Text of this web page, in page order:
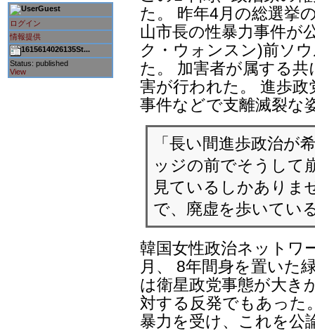
Guest
ログイン
情報提供
1615614026135St...
Status: published
View
た。 昨年4月の総選挙
山市長の性暴力事件が
ク・ウォンスン)前ソ
た。 加害者が属する
害が行われた。 進歩
事件などで支離滅裂な
「長い間進歩政治が
ッジの前でそうして
見ているしかありま
で、廃虚を歩いてい
韓国女性政治ネットワ
月、 8年間身を置いた
は衛星政党事態が大き
対する反発でもあった
暴力を受け、これを公